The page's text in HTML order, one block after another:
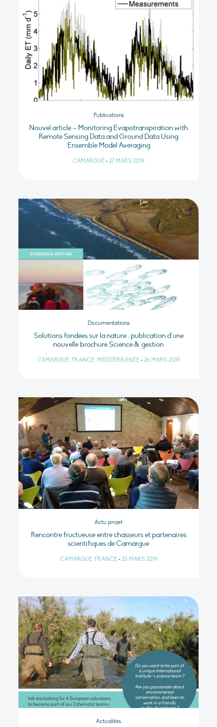
Publications
Nouvel article – Monitoring Evapotranspiration with
Remote Sensing Data and Ground Data Using
Ensemble Model Averaging
CAMARGUE • 27 MARS 2019
Documentations
Solutions fondées sur la nature : publication d’une
nouvelle brochure Science & gestion
CAMARGUE, FRANCE, MÉDITERRANÉE • 26 MARS 2019
Actu projet
Rencontre fructueuse entre chasseurs et partenaires
scientifiques de Camargue
CAMARGUE, FRANCE • 25 MARS 2019
Actualités